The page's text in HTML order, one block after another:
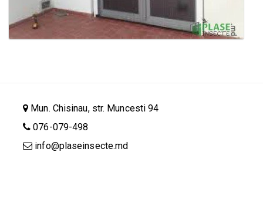
Mun. Chisinau, str. Muncesti 94
076-079-498
info@plaseinsecte.md